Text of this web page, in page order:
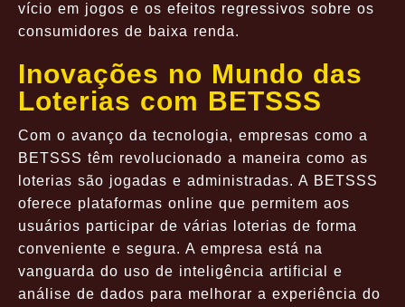
vício em jogos e os efeitos regressivos sobre os
consumidores de baixa renda.
Inovações no Mundo das
Loterias com BETSSS
Com o avanço da tecnologia, empresas como a
BETSSS têm revolucionado a maneira como as
loterias são jogadas e administradas. A BETSSS
oferece plataformas online que permitem aos
usuários participar de várias loterias de forma
conveniente e segura. A empresa está na
vanguarda do uso de inteligência artificial e
análise de dados para melhorar a experiência do